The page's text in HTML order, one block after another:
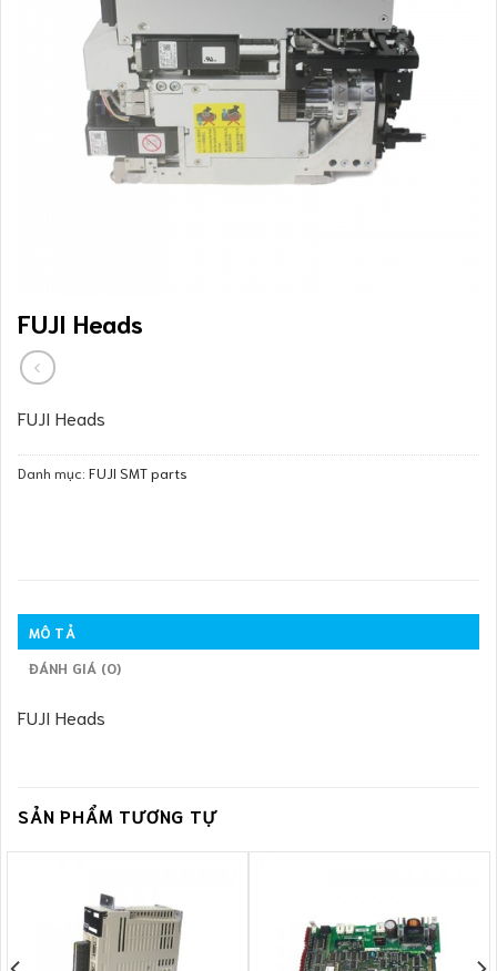
FUJI Heads
FUJI Heads
Danh mục: FUJI SMT parts
MÔ TẢ
ĐÁNH GIÁ (0)
FUJI Heads
SẢN PHẨM TƯƠNG TỰ